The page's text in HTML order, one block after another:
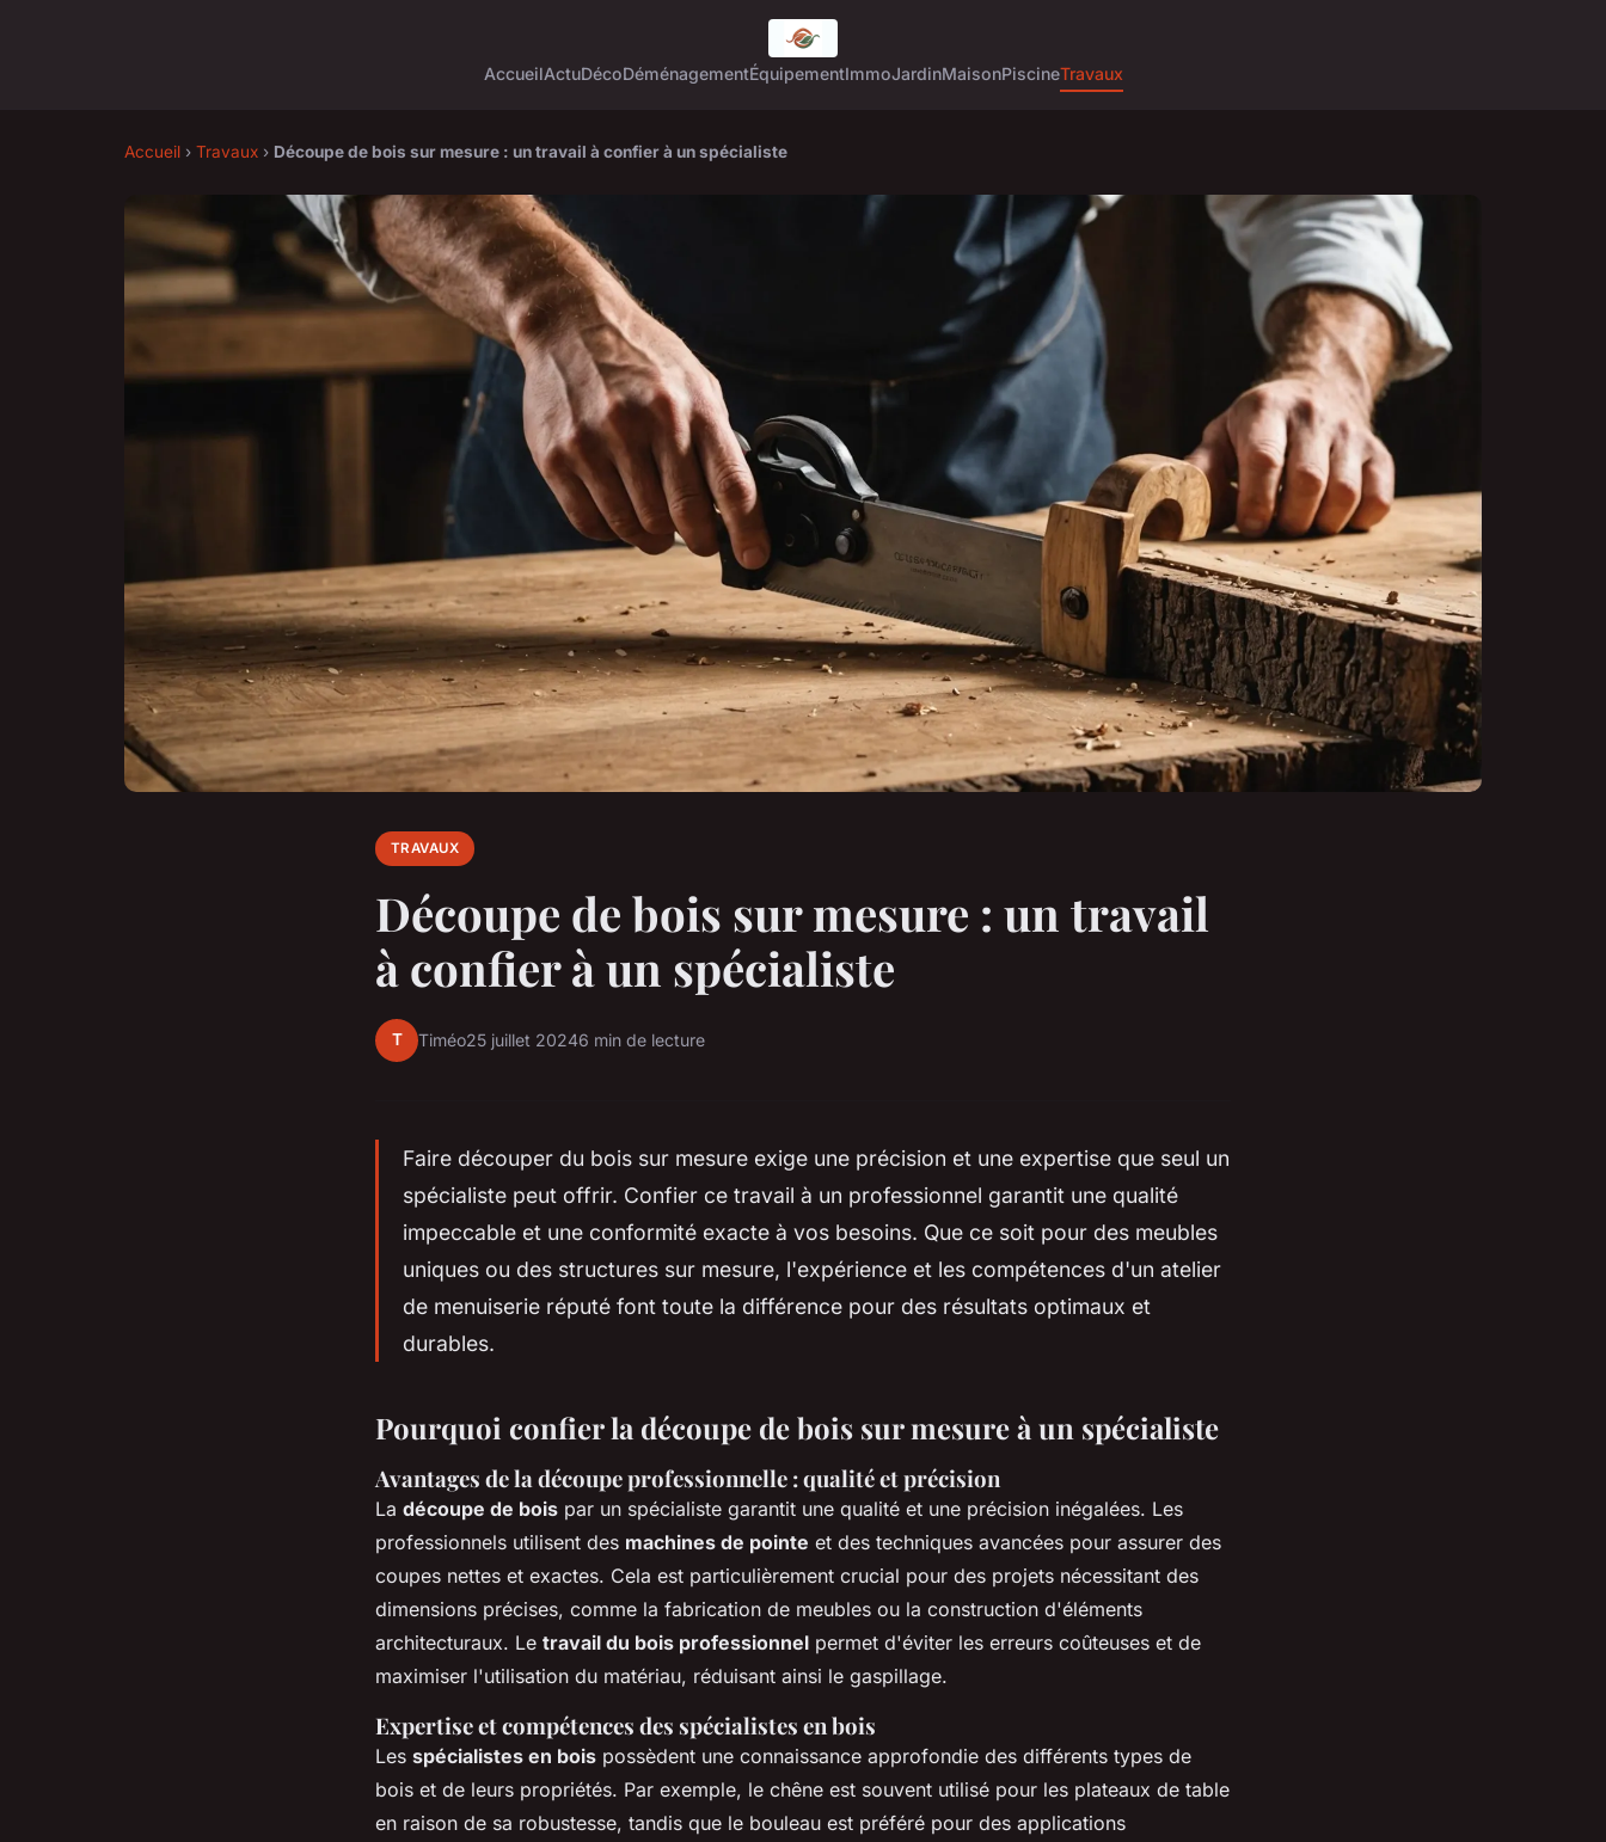
AccueilActuDécoDéménagementÉquipementImmoJardinMaisonPiscineTravaux
Accueil › Travaux › Découpe de bois sur mesure : un travail à confier à un spécialiste
TRAVAUX
Découpe de bois sur mesure : un travail
à confier à un spécialiste
T Timéo25 juillet 20246 min de lecture
Faire découper du bois sur mesure exige une précision et une expertise que seul un
spécialiste peut offrir. Confier ce travail à un professionnel garantit une qualité
impeccable et une conformité exacte à vos besoins. Que ce soit pour des meubles
uniques ou des structures sur mesure, l'expérience et les compétences d'un atelier
de menuiserie réputé font toute la différence pour des résultats optimaux et
durables.
Pourquoi confier la découpe de bois sur mesure à un spécialiste
Avantages de la découpe professionnelle : qualité et précision
La découpe de bois par un spécialiste garantit une qualité et une précision inégalées. Les
professionnels utilisent des machines de pointe et des techniques avancées pour assurer des
coupes nettes et exactes. Cela est particulièrement crucial pour des projets nécessitant des
dimensions précises, comme la fabrication de meubles ou la construction d'éléments
architecturaux. Le travail du bois professionnel permet d'éviter les erreurs coûteuses et de
maximiser l'utilisation du matériau, réduisant ainsi le gaspillage.
Expertise et compétences des spécialistes en bois
Les spécialistes en bois possèdent une connaissance approfondie des différents types de
bois et de leurs propriétés. Par exemple, le chêne est souvent utilisé pour les plateaux de table
en raison de sa robustesse, tandis que le bouleau est préféré pour des applications